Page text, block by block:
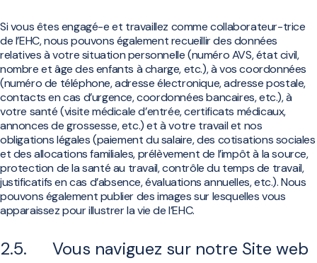
Si vous êtes engagé-e et travaillez comme collaborateur-trice
de l’EHC, nous pouvons également recueillir des données
relatives à votre situation personnelle (numéro AVS, état civil,
nombre et âge des enfants à charge, etc.), à vos coordonnées
(numéro de téléphone, adresse électronique, adresse postale,
contacts en cas d’urgence, coordonnées bancaires, etc.), à
votre santé (visite médicale d’entrée, certificats médicaux,
annonces de grossesse, etc.) et à votre travail et nos
obligations légales (paiement du salaire, des cotisations sociales
et des allocations familiales, prélèvement de l’impôt à la source,
protection de la santé au travail, contrôle du temps de travail,
justificatifs en cas d’absence, évaluations annuelles, etc.). Nous
pouvons également publier des images sur lesquelles vous
apparaissez pour illustrer la vie de l’EHC.
2.5. Vous naviguez sur notre Site web